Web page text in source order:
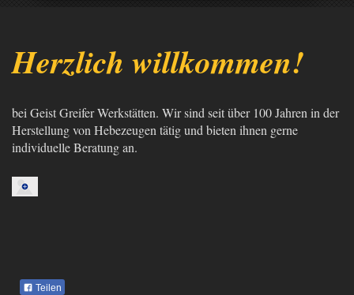
Herzlich willkommen!
bei Geist Greifer Werkstätten. Wir sind seit über 100 Jahren in der
Herstellung von Hebezeugen tätig und bieten ihnen gerne
individuelle Beratung an.
Teilen